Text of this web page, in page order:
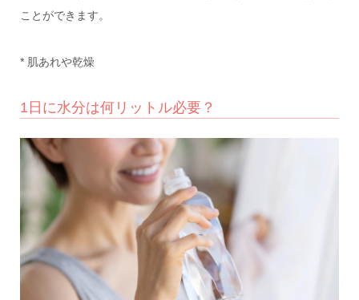
ことができます。
* 肌あれや乾燥
1日に水分は何リットル必要？